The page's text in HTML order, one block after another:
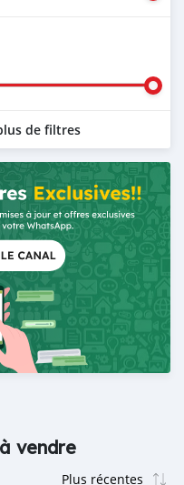
de filtres
vendre